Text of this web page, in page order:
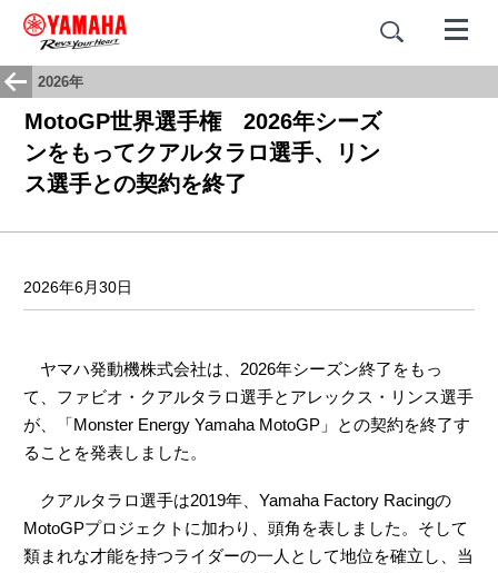
2026年
MotoGP世界選手権 2026年シーズ
ンをもってクアルタラロ選手、リン
ス選手との契約を終了
2026年6月30日
ヤマハ発動機株式会社は、2026年シーズン終了をもっ
て、ファビオ・クアルタラロ選手とアレックス・リンス選手
が、「Monster Energy Yamaha MotoGP」との契約を終了す
ることを発表しました。
クアルタラロ選手は2019年、Yamaha Factory Racingの
MotoGPプロジェクトに加わり、頭角を表しました。そして
類まれな才能を持つライダーの一人として地位を確立し、当